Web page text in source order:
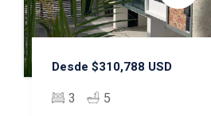
Desde $310,788 USD
3 5